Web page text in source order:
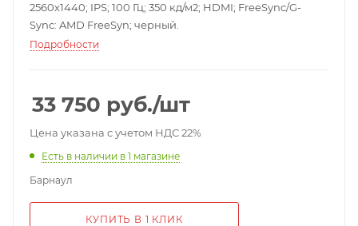
2560x1440; IPS; 100 Гц; 350 кд/м2; HDMI; FreeSync/G-
Sync: AMD FreeSyn; черный.
Подробности
33 750 руб./шт
Цена указана с учетом НДС 22%
Есть в наличии в 1 магазине
Барнаул
КУПИТЬ В 1 КЛИК